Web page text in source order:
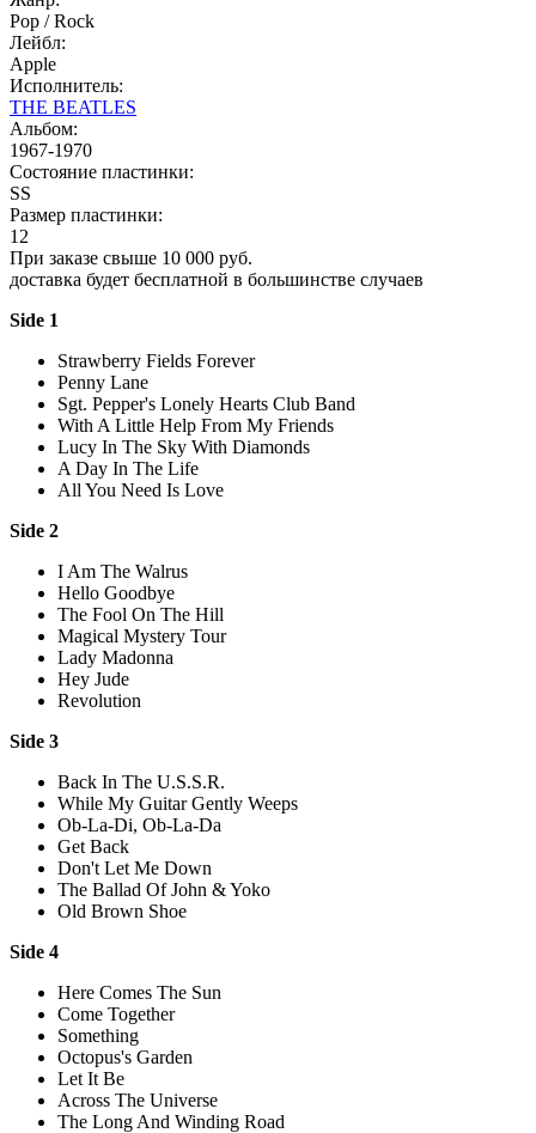
Pop / Rock
Лейбл:
Apple
Исполнитель:
THE BEATLES
Альбом:
1967-1970
Состояние пластинки:
SS
Размер пластинки:
12
При заказе свыше 10 000 руб.
доставка будет бесплатной в большинстве случаев
Side 1
Strawberry Fields Forever
Penny Lane
Sgt. Pepper's Lonely Hearts Club Band
With A Little Help From My Friends
Lucy In The Sky With Diamonds
A Day In The Life
All You Need Is Love
Side 2
I Am The Walrus
Hello Goodbye
The Fool On The Hill
Magical Mystery Tour
Lady Madonna
Hey Jude
Revolution
Side 3
Back In The U.S.S.R.
While My Guitar Gently Weeps
Ob-La-Di, Ob-La-Da
Get Back
Don't Let Me Down
The Ballad Of John & Yoko
Old Brown Shoe
Side 4
Here Comes The Sun
Come Together
Something
Octopus's Garden
Let It Be
Across The Universe
The Long And Winding Road